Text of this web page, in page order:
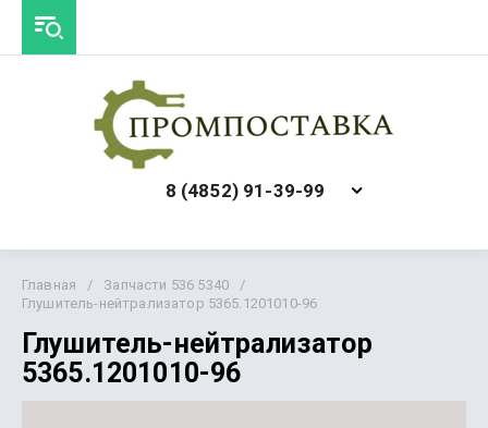
8 (4852) 91-39-99
Главная / Запчасти 536 5340
/
Глушитель-нейтрализатор 5365.1201010-96
Глушитель-нейтрализатор
5365.1201010-96